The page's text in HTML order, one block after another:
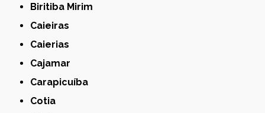
Biritiba Mirim
Caieiras
Caierias
Cajamar
Carapicuíba
Cotia